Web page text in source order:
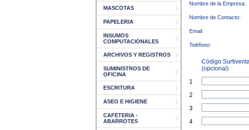
MASCOTAS
PAPELERIA
INSUMOS
COMPUTACIONALES
ARCHIVOS Y REGISTROS
SUMINISTROS DE
OFICINA
ESCRITURA
ASEO E HIGIENE
CAFETERIA -
ABARROTES
Nombre de la Empresa:
Nombre de Contacto:
Email
Teléfono:
Código
(opcional)
1
2
3
4